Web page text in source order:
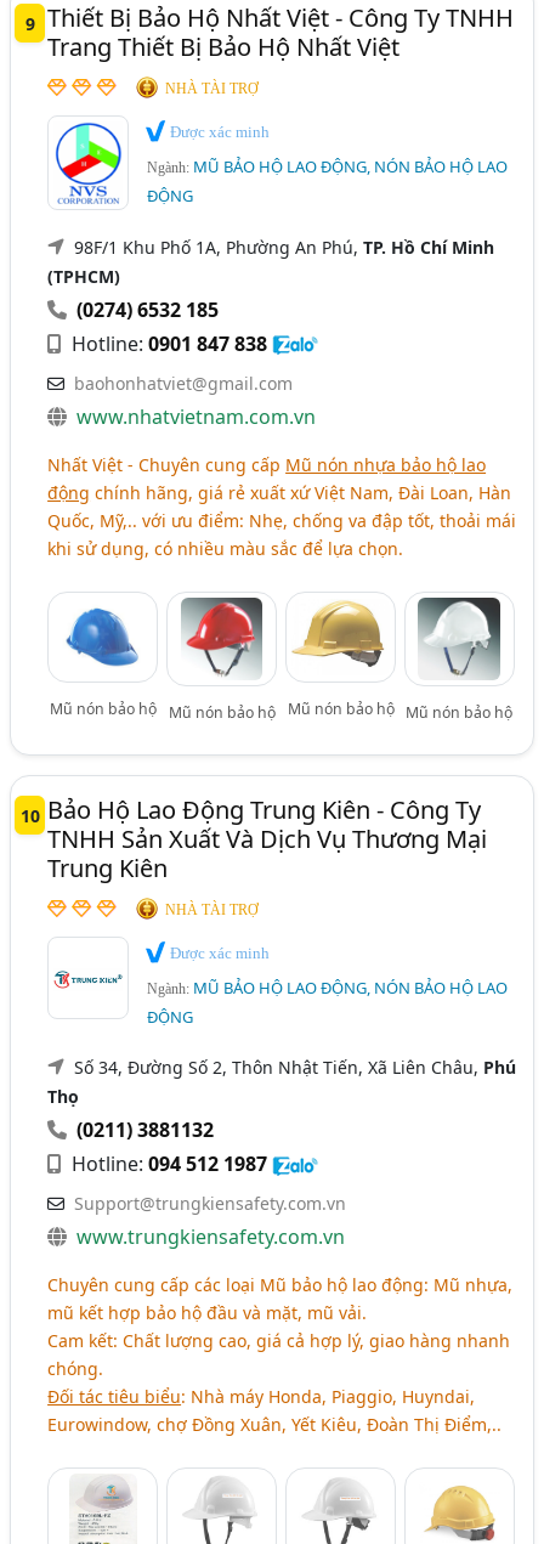
9 Thiết Bị Bảo Hộ Nhất Việt - Công Ty TNHH
Trang Thiết Bị Bảo Hộ Nhất Việt
NHÀ TÀI TRỢ
Được xác minh
Ngành: MŨ BẢO HỘ LAO ĐỘNG, NÓN BẢO HỘ LAO
ĐỘNG
98F/1 Khu Phố 1A, Phường An Phú,TP. Hồ Chí Minh
(TPHCM)
(0274) 6532 185
Hotline:0901 847 838
baohonhatviet@gmail.com
www.nhatvietnam.com.vn
Nhất Việt - Chuyên cung cấp Mũ nón nhựa bảo hộ lao
động chính hãng, giá rẻ xuất xứ Việt Nam, Đài Loan, Hàn
Quốc, Mỹ,.. với ưu điểm: Nhẹ, chống va đập tốt, thoải mái
khi sử dụng, có nhiều màu sắc để lựa chọn.
Mũ nón bảo hộ Mũ nón bảo hộ Mũ nón bảo hộ Mũ nón bảo hộ
10 Bảo Hộ Lao Động Trung Kiên - Công Ty
TNHH Sản Xuất Và Dịch Vụ Thương Mại
Trung Kiên
NHÀ TÀI TRỢ
Được xác minh
Ngành: MŨ BẢO HỘ LAO ĐỘNG, NÓN BẢO HỘ LAO
ĐỘNG
Số 34, Đường Số 2, Thôn Nhật Tiến, Xã Liên Châu, Phú
Thọ
(0211) 3881132
Hotline:094 512 1987
Support@trungkiensafety.com.vn
www.trungkiensafety.com.vn
Chuyên cung cấp các loại Mũ bảo hộ lao động: Mũ nhựa,
mũ kết hợp bảo hộ đầu và mặt, mũ vải.
Cam kết: Chất lượng cao, giá cả hợp lý, giao hàng nhanh
chóng.
Đối tác tiêu biểu: Nhà máy Honda, Piaggio, Huyndai,
Eurowindow, chợ Đồng Xuân, Yết Kiêu, Đoàn Thị Điểm,..